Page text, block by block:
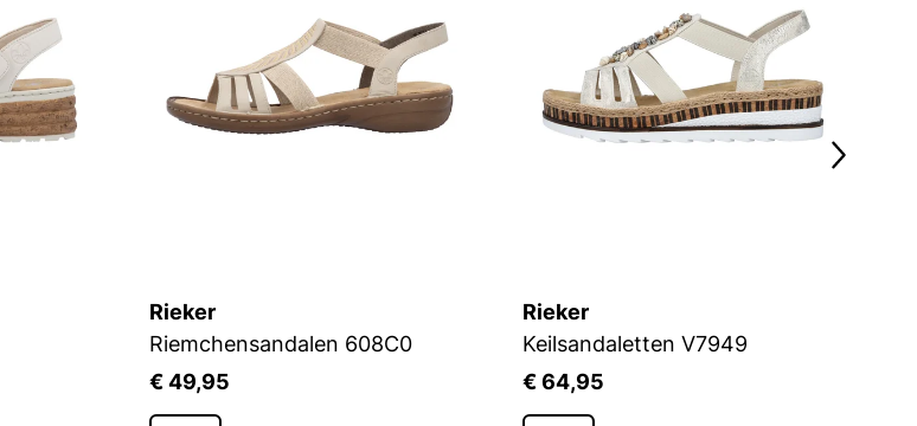
Rieker
Riemchensandalen 608C0
€ 49,95
Rieker
Keilsandaletten V7949
€ 64,95